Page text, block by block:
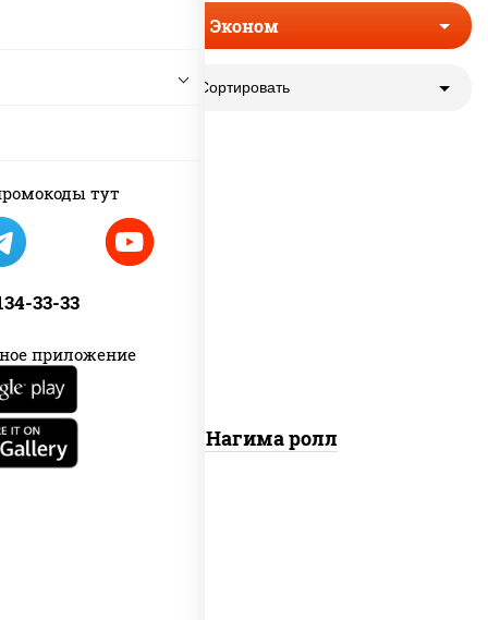
тут
33-33
приложение
Эконом
Сортировать
рис, нори, сыр сливочный, огурцы
Сяке Нагима ролл